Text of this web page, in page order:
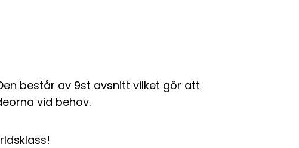
består av 9st avsnitt vilket gör att
vid behov.